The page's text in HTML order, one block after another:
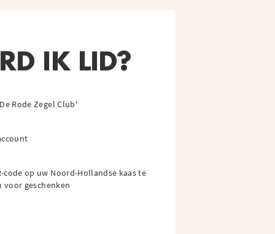
IK LID?
Rode Zegel Club'
code op uw Noord-Hollandse kaas te
voor geschenken